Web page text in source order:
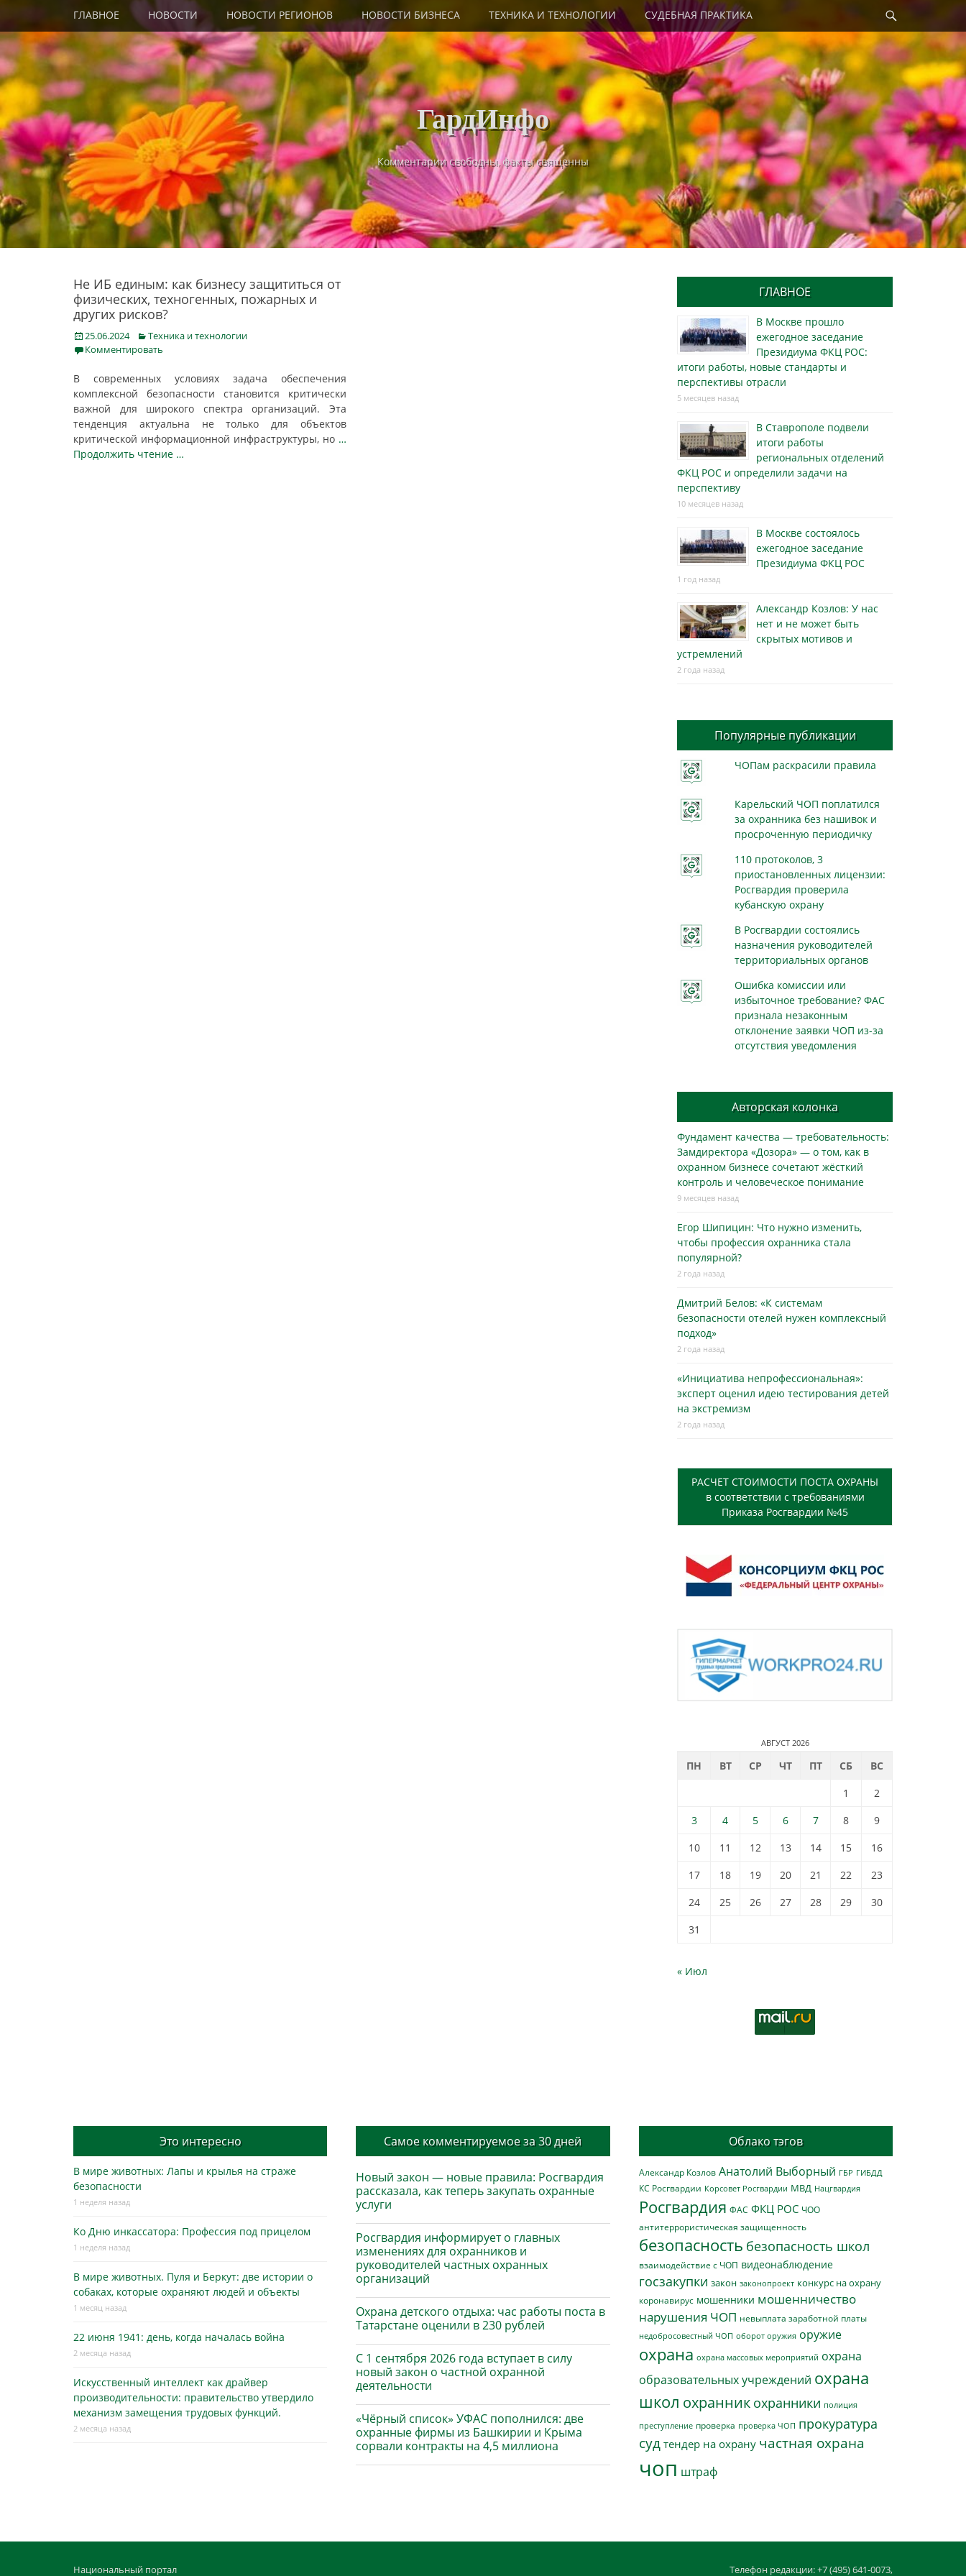
content
Primary Menu
ГЛАВНОЕ НОВОСТИ НОВОСТИ РЕГИОНОВ НОВОСТИ БИЗНЕСА ТЕХНИКА И ТЕХНОЛОГИИ СУДЕБНАЯ ПРАКТИКА
ГардИнфо
Комментарии свободны, факты священны
Не ИБ единым: как бизнесу защититься от
физических, техногенных, пожарных и
других рисков?
Posted
on
25.06.2024 Categories
Техника и технологии
Комментировать
В современных условиях задача обеспечения
комплексной безопасности становится критически
важной для широкого спектра организаций. Эта
тенденция актуальна не только для объектов
критической информационной инфраструктуры, но …
Продолжить чтение …
ГЛАВНОЕ
В Москве прошло
ежегодное заседание
Президиума ФКЦ РОС:
итоги работы, новые стандарты и
перспективы отрасли
5 месяцев назад
В Ставрополе подвели
итоги работы
региональных отделений
ФКЦ РОС и определили задачи на
перспективу
10 месяцев назад
В Москве состоялось
ежегодное заседание
Президиума ФКЦ РОС
1 год назад
Александр Козлов: У нас
нет и не может быть
скрытых мотивов и
устремлений
2 года назад
Популярные публикации
ЧОПам раскрасили правила
Карельский ЧОП поплатился
за охранника без нашивок и
просроченную периодичку
110 протоколов, 3
приостановленных лицензии:
Росгвардия проверила
кубанскую охрану
В Росгвардии состоялись
назначения руководителей
территориальных органов
Ошибка комиссии или
избыточное требование? ФАС
признала незаконным
отклонение заявки ЧОП из-за
отсутствия уведомления
Авторская колонка
Фундамент качества — требовательность:
Замдиректора «Дозора» — о том, как в
охранном бизнесe сочетают жёсткий
контроль и человеческое понимание
9 месяцев назад
Егор Шипицин: Что нужно изменить,
чтобы профессия охранника стала
популярной?
2 года назад
Дмитрий Белов: «К системам
безопасности отелей нужен комплексный
подход»
2 года назад
«Инициатива непрофессиональная»:
эксперт оценил идею тестирования детей
на экстремизм
2 года назад
РАСЧЕТ СТОИМОСТИ ПОСТА ОХРАНЫ
в соответствии с требованиями
Приказа Росгвардии №45
АВГУСТ 2026
ПН ВТ СР ЧТ ПТ СБ
ВС
1
2
3
4 5 6 7 8
9
10
11 12 13 14 15
16
17
18 19 20 21 22
23
24
25 26 27 28 29
30
31
« Июл
Это интересно
В мире животных: Лапы и крылья на страже
безопасности
1 неделя назад
Ко Дню инкассатора: Профессия под прицелом
1 неделя назад
В мире животных. Пуля и Беркут: две истории о
собаках, которые охраняют людей и объекты
1 месяц назад
22 июня 1941: день, когда началась война
2 месяца назад
Искусственный интеллект как драйвер
производительности: правительство утвердило
механизм замещения трудовых функций.
2 месяца назад
Самое комментируемое за 30 дней
Новый закон — новые правила: Росгвардия
рассказала, как теперь закупать охранные
услуги
Росгвардия информирует о главных
изменениях для охранников и
руководителей частных охранных
организаций
Охрана детского отдыха: час работы поста в
Татарстане оценили в 230 рублей
С 1 сентября 2026 года вступает в силу
новый закон о частной охранной
деятельности
«Чёрный список» УФАС пополнился: две
охранные фирмы из Башкирии и Крыма
сорвали контракты на 4,5 миллиона
Облако тэгов
Александр Козлов Анатолий Выборный ГБР ГИБДД
КС Росгвардии Корсовет Росгвардии МВД Нацгвардия
Росгвардия ФАС ФКЦ РОС ЧОО
антитеррористическая защищенность
безопасность безопасность школ
взаимодействие с ЧОП видеонаблюдение
госзакупки закон законопроект конкурс на охрану
коронавирус мошенники мошенничество
нарушения ЧОП невыплата заработной платы
недобросовестный ЧОП оборот оружия оружие
охрана охрана массовых мероприятий охрана
образовательных учреждений охрана
школ охранник охранники полиция
преступление проверка проверка ЧОП прокуратура
суд тендер на охрану частная охрана
чоп штраф
Национальный портал Телефон редакции: +7 (495) 641-0073,